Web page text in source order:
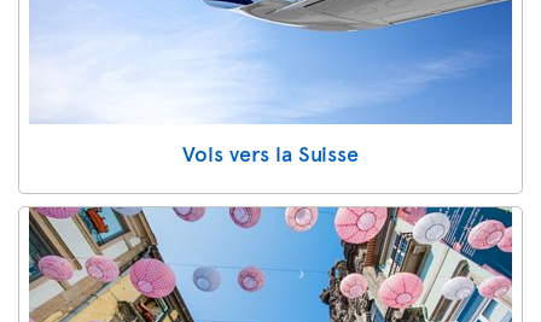
Vols vers la Suisse